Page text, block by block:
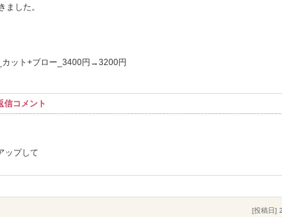
した。
ット+ブロー_3400円→3200円
コメント
ップして
[投稿日]